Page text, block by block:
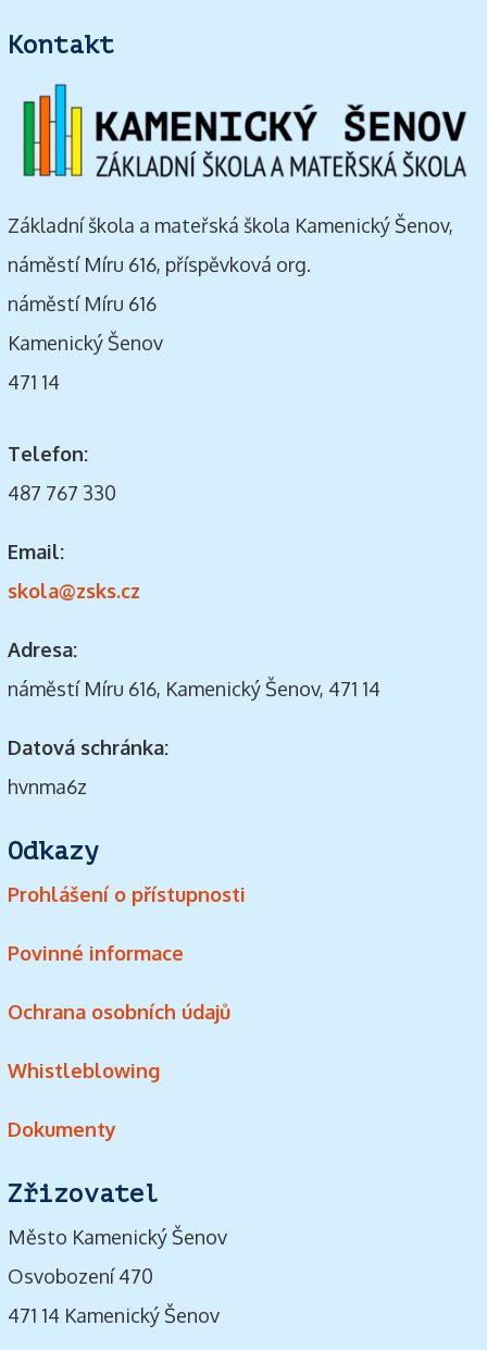
Kontakt
Základní škola a mateřská škola Kamenický Šenov,
náměstí Míru 616, příspěvková org.
náměstí Míru 616
Kamenický Šenov
471 14
Telefon:
487 767 330
Email:
skola@zsks.cz
Adresa:
náměstí Míru 616, Kamenický Šenov, 471 14
Datová schránka:
hvnma6z
Odkazy
Prohlášení o přístupnosti
Povinné informace
Ochrana osobních údajů
Whistleblowing
Dokumenty
Zřizovatel
Město Kamenický Šenov
Osvobození 470
471 14 Kamenický Šenov